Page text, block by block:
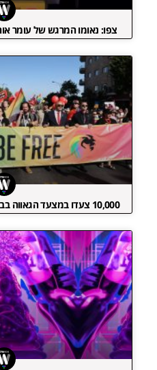
צפו: נאומו המרגש של עומר
10,000 צעדו במצעד הגאווה בבירה בקריאה להשבת החטופים